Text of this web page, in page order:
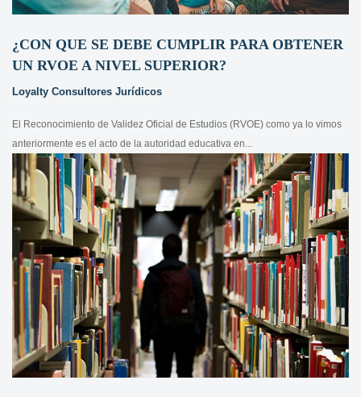
¿CON QUE SE DEBE CUMPLIR PARA OBTENER
UN RVOE A NIVEL SUPERIOR?
Loyalty Consultores Jurídicos
El Reconocimiento de Validez Oficial de Estudios (RVOE) como ya lo vimos
anteriormente es el acto de la autoridad educativa en...